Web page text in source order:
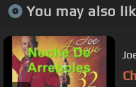
You may also